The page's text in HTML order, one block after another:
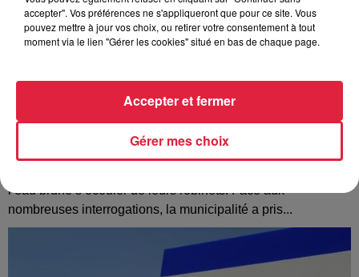
l’eau brune s’écouler de leurs robinets. Face aux
nombreuses interrogations, la municipalité a pris...
accepter". Vos préférences ne s'appliqueront que pour ce site. Vous
pouvez mettre à jour vos choix, ou retirer votre consentement à tout
moment via le lien "Gérer les cookies" situé en bas de chaque page.
Gérer mes choix
Accepter et fermer